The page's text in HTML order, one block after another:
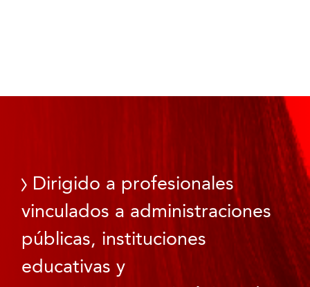
Dirigido a profesionales
vinculados a administraciones
públicas, instituciones
educativas y